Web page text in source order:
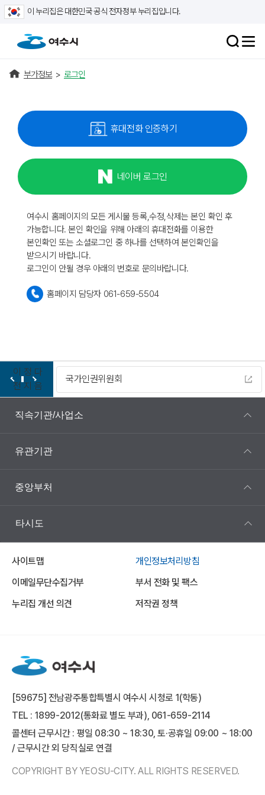
이 누리집은 대한민국 공식 전자정부 누리집입니다.
부가정보 > 로그인
휴대전화 인증하기
네이버 로그인
여수시 홈페이지의 모든 게시물 등록,수정,삭제는 본인 확인 후
가능합니다. 본인 확인을 위해 아래의 휴대전화를 이용한
본인확인 또는 소셜로그인 중 하나를 선택하여 본인확인을
받으시기 바랍니다.
로그인이 안될 경우 아래의 번호로 문의바랍니다.
홈페이지 담당자 061-659-5504
이
전
정
지
다
음
국가인권위원회
직속기관/사업소
유관기관
중앙부처
타시도
사이트맵
개인정보처리방침
이메일무단수집거부
부서 전화 및 팩스
누리집 개선 의견
저작권 정책
[59675] 전남광주통합특별시 여수시 시청로 1(학동)
TEL : 1899-2012(통화료 별도 부과), 061-659-2114
콜센터 근무시간 : 평일 08:30 ~ 18:30, 토·공휴일 09:00 ~ 18:00
/ 근무시간 외 당직실로 연결
COPYRIGHT BY YEOSU-CITY. ALL RIGHTS RESERVED.